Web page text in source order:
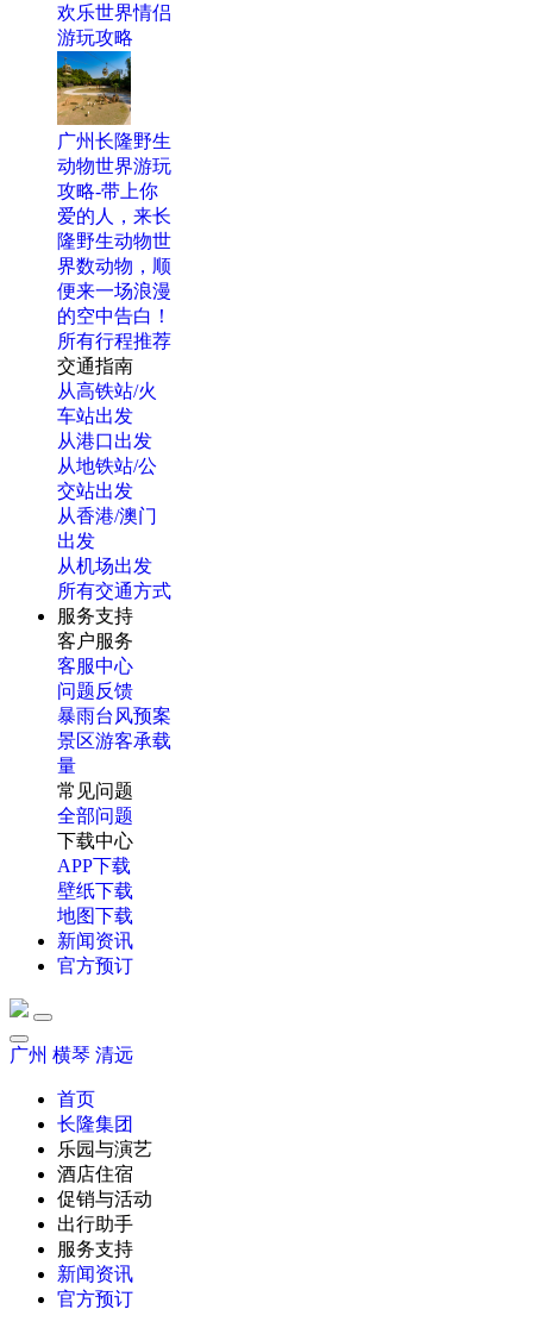
欢乐世界情侣
游玩攻略
广州长隆野生
动物世界游玩
攻略-带上你
爱的人，来长
隆野生动物世
界数动物，顺
便来一场浪漫
的空中告白！
所有行程推荐
交通指南
从高铁站/火
车站出发
从港口出发
从地铁站/公
交站出发
从香港/澳门
出发
从机场出发
所有交通方式
服务支持
客户服务
客服中心
问题反馈
暴雨台风预案
景区游客承载
量
常见问题
全部问题
下载中心
APP下载
壁纸下载
地图下载
新闻资讯
官方预订
广州 横琴 清远
首页
长隆集团
乐园与演艺
酒店住宿
促销与活动
出行助手
服务支持
新闻资讯
官方预订